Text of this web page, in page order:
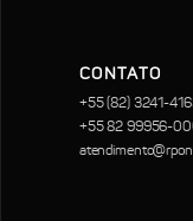
CONTATO
+55 (82) 3241-
+55 82 99956-